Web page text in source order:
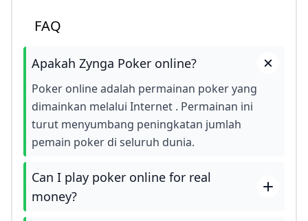
FAQ
Apakah Zynga Poker online?
Poker online adalah permainan poker yang
dimainkan melalui Internet . Permainan ini
turut menyumbang peningkatan jumlah
pemain poker di seluruh dunia.
Can I play poker online for real
money?